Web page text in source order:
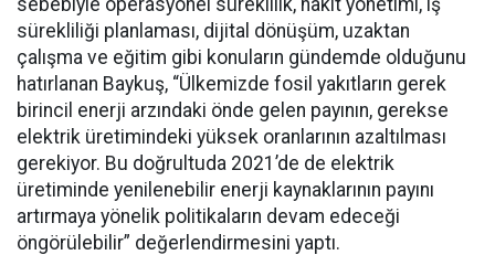
sürekliliği planlaması, dijital dönüşüm, uzaktan
çalışma ve eğitim gibi konuların gündemde olduğunu
hatırlanan Baykuş, “Ülkemizde fosil yakıtların gerek
birincil enerji arzındaki önde gelen payının, gerekse
elektrik üretimindeki yüksek oranlarının azaltılması
gerekiyor. Bu doğrultuda 2021’de de elektrik
üretiminde yenilenebilir enerji kaynaklarının payını
artırmaya yönelik politikaların devam edeceği
öngörülebilir” değerlendirmesini yaptı.